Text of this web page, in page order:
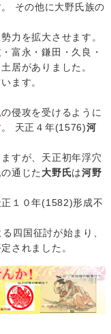
その他に大野氏族の
力を拡大させます。
富永・鎌田・久良・
居がありました。
ます。
の侵攻を受けるように
天正４年(1576)河
すが、天正初年浮穴
通じた 大野氏は河野
１０年(1582)形成不
四国征討が始まり、
されました。